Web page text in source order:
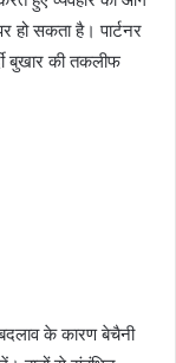
हो सकता है। पार्टनर
बुखार की तकलीफ
के कारण बेचैनी